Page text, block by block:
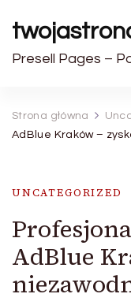
Presell Pages –
Strona główna
AdBlue Kraków –
UNCATEGORIZED
AdBlue